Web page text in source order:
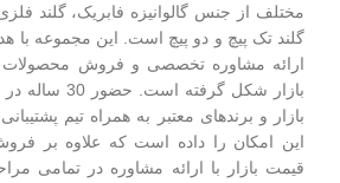
مختلف از جنس گالوانیزه فابریک، گلند
گلند تک پيچ و دو پيچ است. این مجموعه با
ارائه مشاوره تخصصی و فروش محصولات
بازار شکل
بازار و برندهای معتبر به همراه تیم
این امکان را داده است که علاوه بر
قیمت بازار با ارائه مشاوره در تمامی